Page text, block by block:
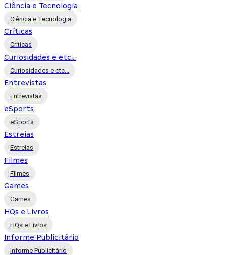
Ciência e Tecnologia
Ciência e Tecnologia
Críticas
Críticas
Curiosidades e etc...
Curiosidades e etc...
Entrevistas
Entrevistas
eSports
eSports
Estreias
Estreias
Filmes
Filmes
Games
Games
HQs e Livros
HQs e Livros
Informe Publicitário
Informe Publicitário